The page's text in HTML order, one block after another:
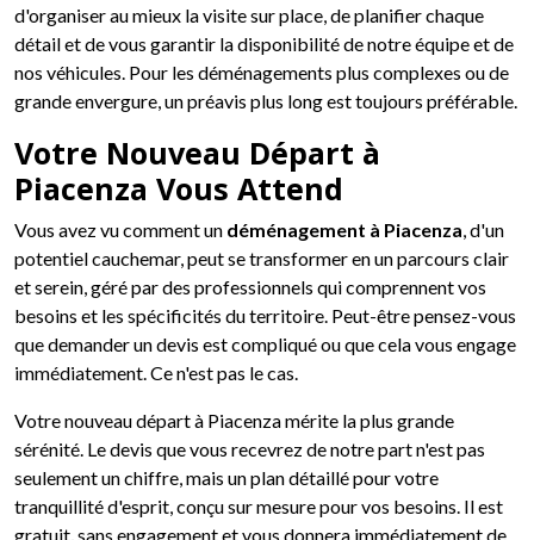
d'organiser au mieux la visite sur place, de planifier chaque
détail et de vous garantir la disponibilité de notre équipe et de
nos véhicules. Pour les déménagements plus complexes ou de
grande envergure, un préavis plus long est toujours préférable.
Votre Nouveau Départ à
Piacenza Vous Attend
Vous avez vu comment un déménagement à Piacenza, d'un
potentiel cauchemar, peut se transformer en un parcours clair
et serein, géré par des professionnels qui comprennent vos
besoins et les spécificités du territoire. Peut-être pensez-vous
que demander un devis est compliqué ou que cela vous engage
immédiatement. Ce n'est pas le cas.
Votre nouveau départ à Piacenza mérite la plus grande
sérénité. Le devis que vous recevrez de notre part n'est pas
seulement un chiffre, mais un plan détaillé pour votre
tranquillité d'esprit, conçu sur mesure pour vos besoins. Il est
gratuit, sans engagement et vous donnera immédiatement de